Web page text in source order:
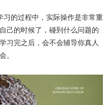
习的过程中，实际操作是非常重
己的时候了，碰到什么问题的
习完之后，会不会辅导你真人
。